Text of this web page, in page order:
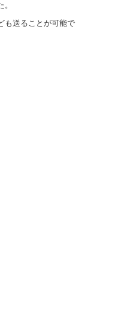
も送ることが可能で